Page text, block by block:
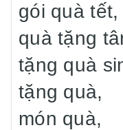
gói quà tết,
quà tặng
tặng quà
tặng quà,
món quà,